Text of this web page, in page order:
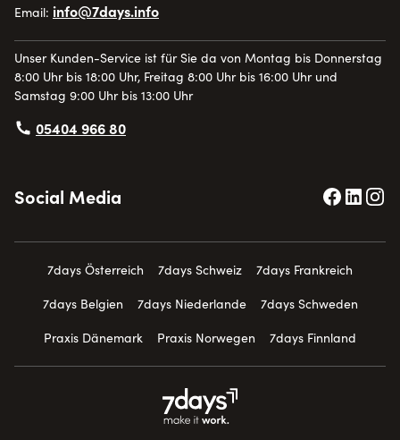
Email: info@7days.info
Unser Kunden-Service ist für Sie da von Montag bis Donnerstag
8:00 Uhr bis 18:00 Uhr, Freitag 8:00 Uhr bis 16:00 Uhr und
Samstag 9:00 Uhr bis 13:00 Uhr
05404 966 80
Social Media
7days Österreich 7days Schweiz
7days Frankreich
7days Belgien
7days Niederlande
7days Schweden
Praxis Dänemark
Praxis Norwegen 7days Finnland